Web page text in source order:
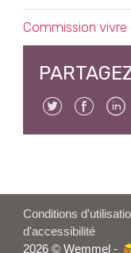
Commission vivre
Twitter
Conditions
d'accessibilité
2026 © Wemmel -